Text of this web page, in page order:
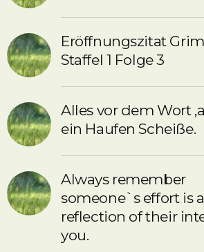
Eröffnungszitat
Staffel 1 Folge 3
Alles vor dem Wort
ein Haufen Scheiße.
Always remember
someone`s effort is a
reflection of their
you.